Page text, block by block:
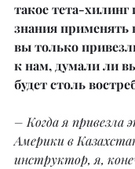
такое тета-хилинг
знания применять
вы только
к нам, думали ли
будет столь
– Когда я привезла
Америки в
инструктор, я,